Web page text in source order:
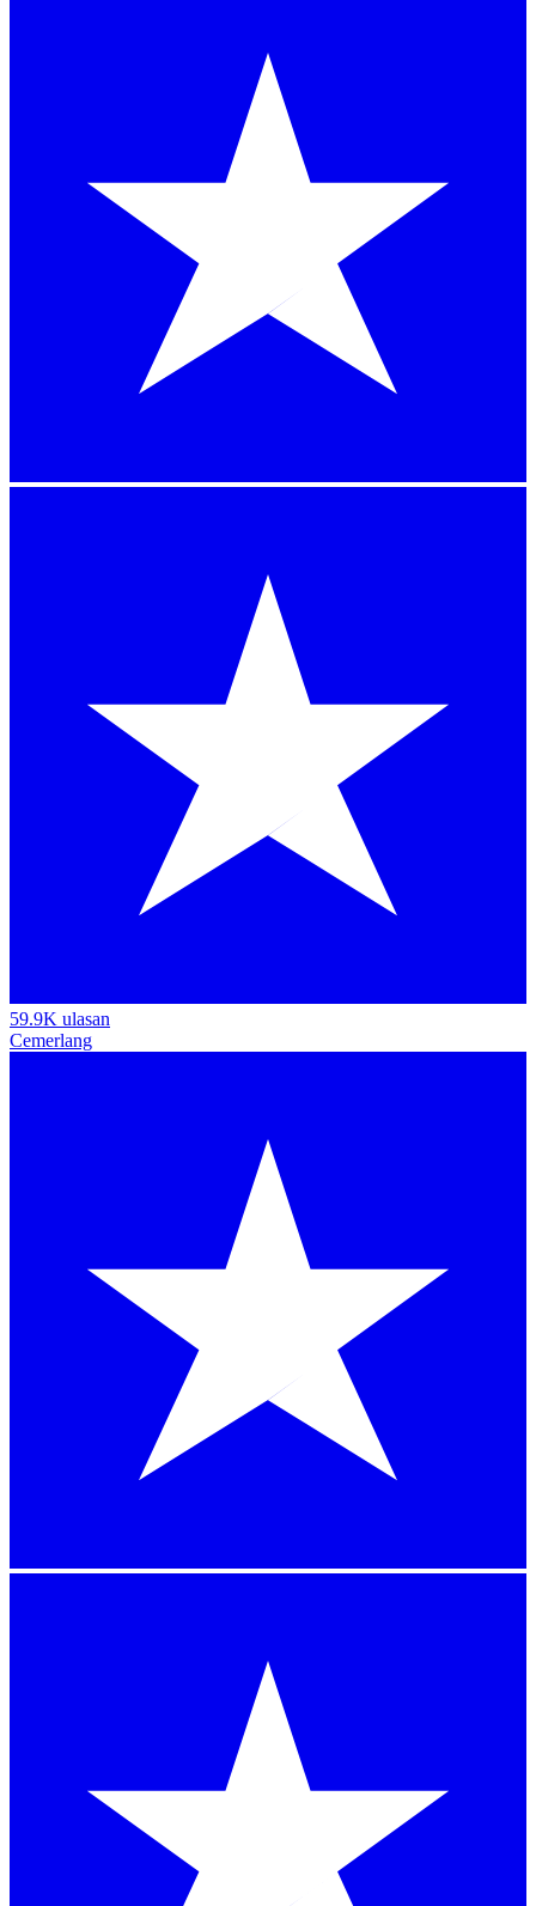
59.9K ulasan
Cemerlang